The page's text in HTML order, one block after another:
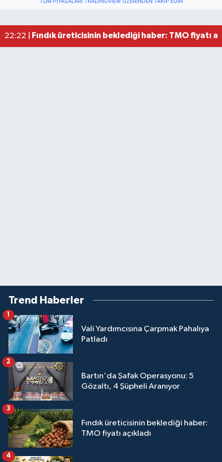
22:22 |
Fındık üreticisinin beklediği haber: TMO fiyatı
Trend Haberler
Vali Yardımcısına Çarpmak Pahalıya
Patladı
1
Bartın'da Şafak Operasyonu: 5
Gözaltı, 4 Şüpheli Aranıyor
2
Fındık üreticisinin beklediği haber:
TMO fiyatı açıkladı
3
4